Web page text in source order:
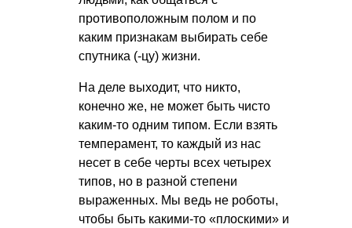
противоположным полом и по
каким признакам выбирать себе
спутника (-цу) жизни.
На деле выходит, что никто,
конечно же, не может быть чисто
каким-то одним типом. Если взять
темперамент, то каждый из нас
несет в себе черты всех четырех
типов, но в разной степени
выраженных. Мы ведь не роботы,
чтобы быть какими-то «плоскими» и